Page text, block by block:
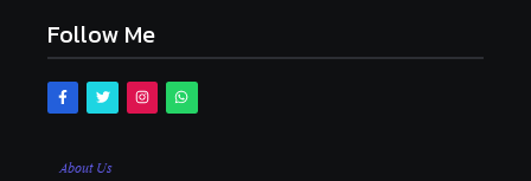
Follow Me
About Us